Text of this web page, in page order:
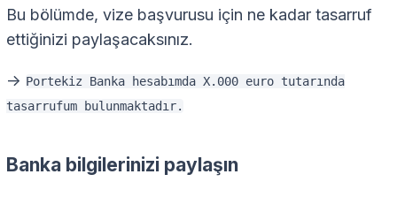
Bu bölümde, vize başvurusu için ne kadar tasarruf
ettiğinizi paylaşacaksınız.
-> Portekiz Banka hesabımda X.000 euro tutarında
tasarrufum bulunmaktadır.
Banka bilgilerinizi paylaşın